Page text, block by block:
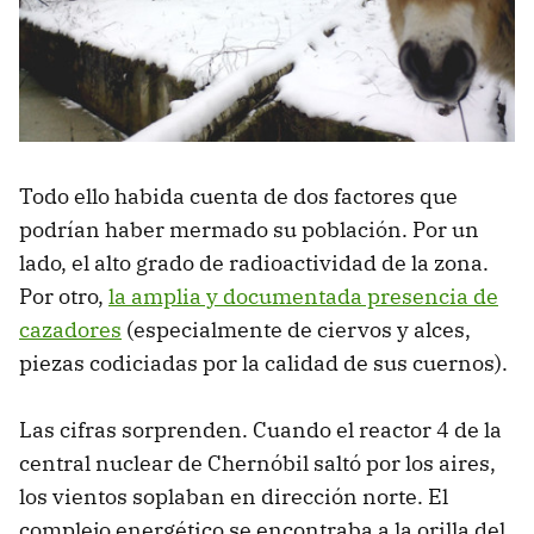
Todo ello habida cuenta de dos factores que
podrían haber mermado su población. Por un
lado, el alto grado de radioactividad de la zona.
Por otro, la amplia y documentada presencia de
cazadores (especialmente de ciervos y alces,
piezas codiciadas por la calidad de sus cuernos).
Las cifras sorprenden. Cuando el reactor 4 de la
central nuclear de Chernóbil saltó por los aires,
los vientos soplaban en dirección norte. El